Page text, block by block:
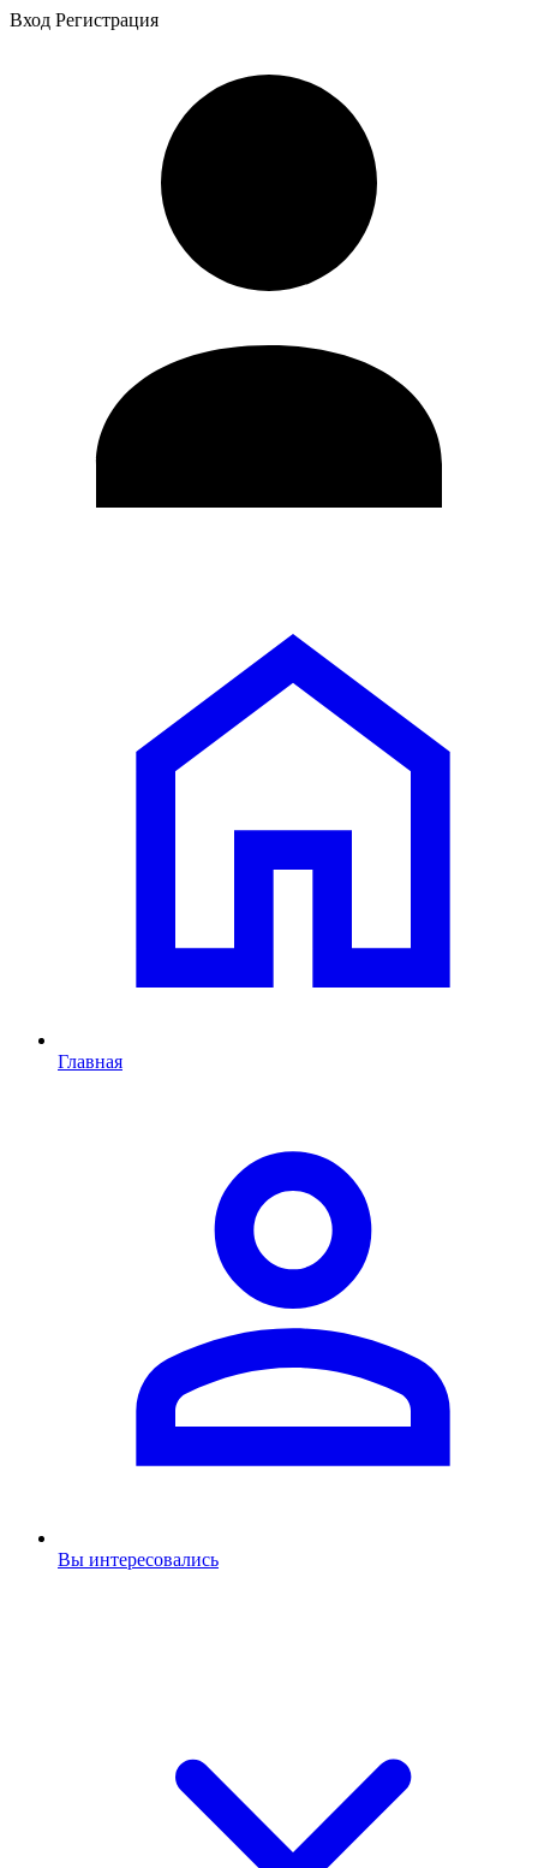
Вход Регистрация
Главная
Вы интересовались